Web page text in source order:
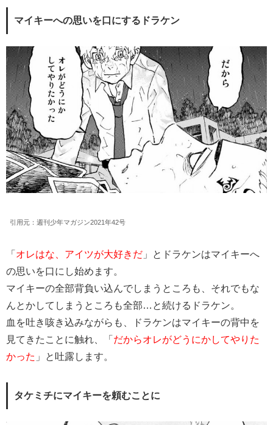
マイキーへの思いを口にするドラケン
引用元：週刊少年マガジン2021年42号
「 オレはな、アイツが大好きだ 」とドラケンはマイキーへ
の思いを口にし始めます。
マイキーの全部背負い込んでしまうところも、それでもな
んとかしてしまうところも全部…と続けるドラケン。
血を吐き咳き込みながらも、ドラケンはマイキーの背中を
見てきたことに触れ、「 だからオレがどうにかしてやりた
かった 」と吐露します。
タケミチにマイキーを頼むことに